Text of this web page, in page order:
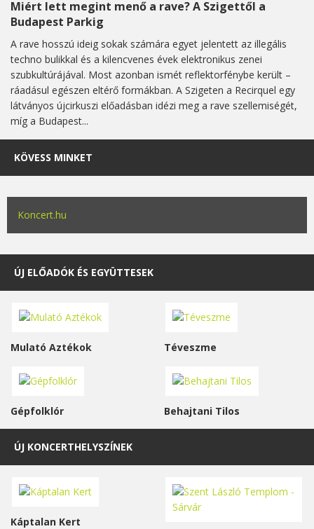
Miért lett megint menő a rave? A Szigettől a
Budapest Parkig
A rave hosszú ideig sokak számára egyet jelentett az illegális
techno bulikkal és a kilencvenes évek elektronikus zenei
szubkultúrájával. Most azonban ismét reflektorfénybe került –
ráadásul egészen eltérő formákban. A Szigeten a Recirquel egy
látványos újcirkuszi előadásban idézi meg a rave szellemiségét,
míg a Budapest...
KÖVESS MINKET
Koncert.hu
ÚJ ELŐADÓK ÉS EGYÜTTESEK
Mulató Aztékok Téveszme
Gépfolklór Behajtani Tilos
ÚJ KONCERTHELYSZÍNEK
Káptalan Kert